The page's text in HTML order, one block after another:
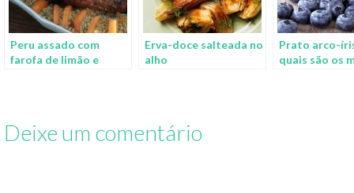
Peru assado com
farofa de limão e
Erva-doce salteada no
alho
Prato arco-
quais são os
Deixe um comentário